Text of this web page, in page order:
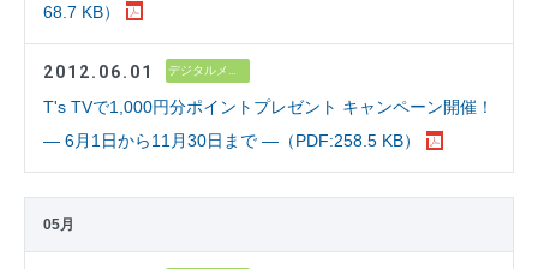
68.7 KB）
2012.06.01 デジタルメディア
T's TVで1,000円分ポイントプレゼント キャンペーン開催！
― 6月1日から11月30日まで ―（PDF:258.5 KB）
05月